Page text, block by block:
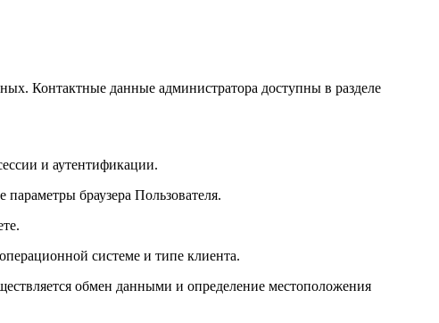
Контактные данные администратора доступны в разделе
и аутентификации.
браузера Пользователя.
системе и типе клиента.
обмен данными и определение местоположения